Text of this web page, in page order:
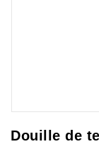
Douille de